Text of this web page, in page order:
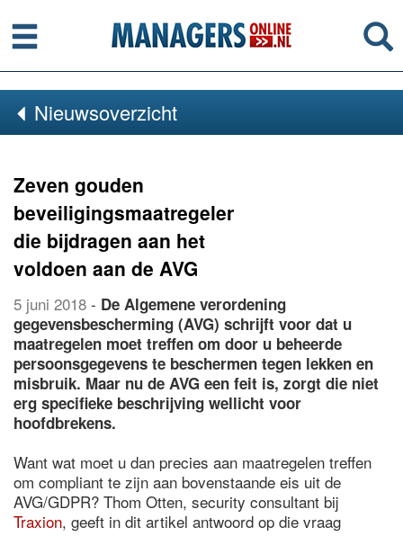
Menu
Nieuwsoverzicht
Zeven gouden
beveiligingsmaatregelen
die bijdragen aan het
voldoen aan de AVG
5 juni 2018 - De Algemene verordening
gegevensbescherming (AVG) schrijft voor dat u
maatregelen moet treffen om door u beheerde
persoonsgegevens te beschermen tegen lekken en
misbruik. Maar nu de AVG een feit is, zorgt die niet
erg specifieke beschrijving wellicht voor
hoofdbrekens.
Want wat moet u dan precies aan maatregelen treffen
om compliant te zijn aan bovenstaande eis uit de
AVG/GDPR? Thom Otten, security consultant bij
Traxion, geeft in dit artikel antwoord op die vraag